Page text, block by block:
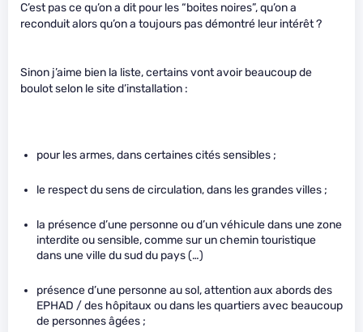
C’est pas ce qu’on a dit pour les “boites noires”, qu’on a
reconduit alors qu’on a toujours pas démontré leur intérêt ?
Sinon j’aime bien la liste, certains vont avoir beaucoup de
boulot selon le site d’installation :
pour les armes, dans certaines cités sensibles ;
le respect du sens de circulation, dans les grandes villes ;
la présence d’une personne ou d’un véhicule dans une zone
interdite ou sensible, comme sur un chemin touristique
dans une ville du sud du pays (…)
présence d’une personne au sol, attention aux abords des
EPHAD / des hôpitaux ou dans les quartiers avec beaucoup
de personnes âgées ;